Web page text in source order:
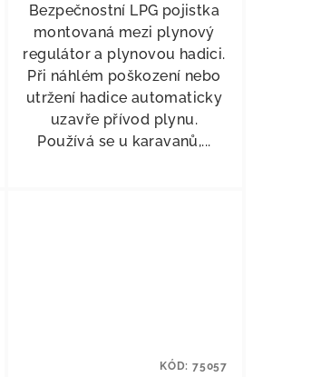
Bezpečnostní LPG pojistka
montovaná mezi plynový
regulátor a plynovou hadici.
Při náhlém poškození nebo
utržení hadice automaticky
uzavře přívod plynu.
Používá se u karavanů,...
KÓD: 75057